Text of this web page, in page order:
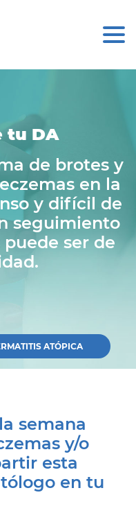
tu DA
de brotes y
en la
y difícil de
seguimiento
ser de
ATÓPICA
semana
y/o
esta
en tu